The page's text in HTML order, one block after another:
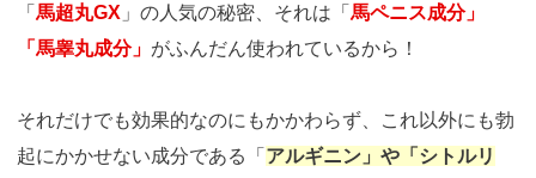
「 馬超丸GX 」の人気の秘密、それは「 馬ペニス成分」
「馬睾丸成分」 がふんだん使われているから！
それだけでも効果的なのにもかかわらず、これ以外にも勃
起にかかせない成分である「 アルギニン」や「シトルリ